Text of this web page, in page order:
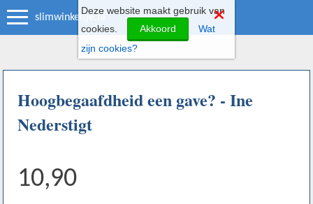
slimwinkeltje.nl
Hoogbegaafdheid een gave? - Ine
Nederstigt
10,90
Deze website maakt gebruik van
cookies.
Akkoord
Wat
zijn cookies?